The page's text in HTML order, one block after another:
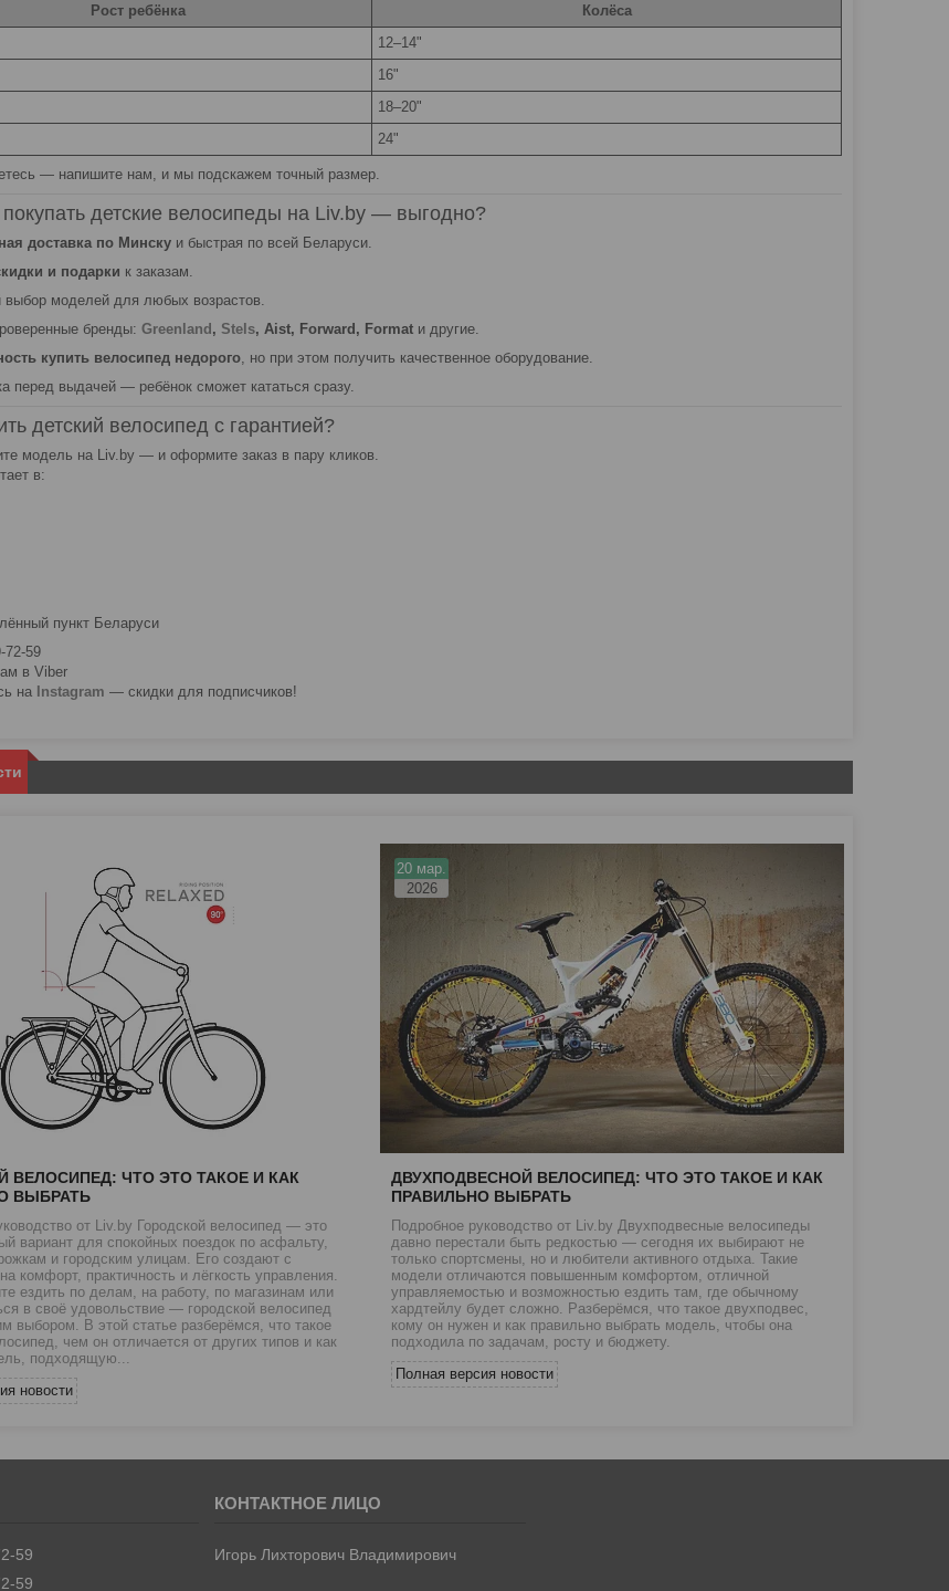
Рост ребёнка
Колёса
12–14"
16"
18–20"
24"
— напишите нам, и мы подскажем точный размер.
детские велосипеды на Liv.by — выгодно?
доставка по Минску и быстрая по всей Беларуси.
и подарки к заказам.
выбор моделей для любых возрастов.
бренды: Greenland , Stels, Aist, Forward, Format и другие.
купить велосипед недорого, но при этом получить качественное оборудование.
перед выдачей — ребёнок сможет кататься сразу.
детский велосипед с гарантией?
модель на Liv.by — и оформите заказ в пару кликов.
в:
пункт Беларуси
72-59
в Viber
на
Instagram — скидки для подписчиков!
ВЕЛОСИПЕД: ЧТО ЭТО ТАКОЕ И КАК
ВЫБРАТЬ
от Liv.by Городской велосипед — это
вариант для спокойных поездок по асфальту,
и городским улицам. Его создают с
комфорт, практичность и лёгкость управления.
ездить по делам, на работу, по магазинам или
в своё удовольствие — городской велосипед
выбором. В этой статье разберёмся, что такое
чем он отличается от других типов и как
подходящую...
новости
20 мар.
2026
ДВУХПОДВЕСНОЙ ВЕЛОСИПЕД: ЧТО ЭТО ТАКОЕ И КАК
ПРАВИЛЬНО ВЫБРАТЬ
Подробное руководство от Liv.by Двухподвесные велосипеды
давно перестали быть редкостью — сегодня их выбирают не
только спортсмены, но и любители активного отдыха. Такие
модели отличаются повышенным комфортом, отличной
управляемостью и возможностью ездить там, где обычному
хардтейлу будет сложно. Разберёмся, что такое двухподвес,
кому он нужен и как правильно выбрать модель, чтобы она
подходила по задачам, росту и бюджету.
Полная версия новости
59
59
Игорь Лихторович Владимирович